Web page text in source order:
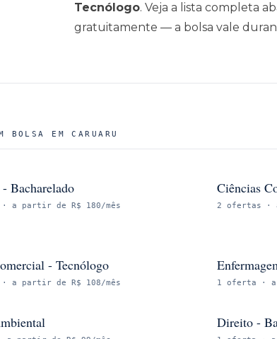
Tecnólogo. Veja a lista completa
gratuitamente — a bolsa vale
BOLSA EMCARUARU
Bacharelado
· a partir de R$ 180/mês
Ciências
2 ofertas ·
- Tecnólogo
· a partir de R$ 108/mês 1 oferta ·
Direito -